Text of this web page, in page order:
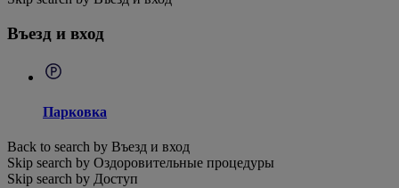
Въезд и вход
Парковка
Back to search by Въезд и вход
Skip search by Оздоровительные процедуры
Skip search by Доступ